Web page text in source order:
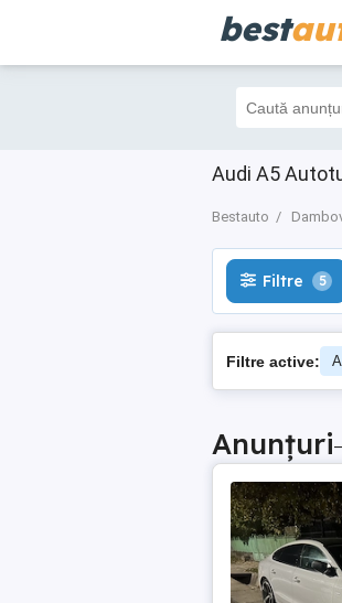
best
Audi A5
Bestauto
Filtre 5
Filtre 5
Filtre active:
Anunțuri